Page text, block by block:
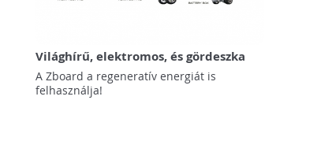
Világhírű, elektromos, és gördeszka
A Zboard a regeneratív energiát is
felhasználja!